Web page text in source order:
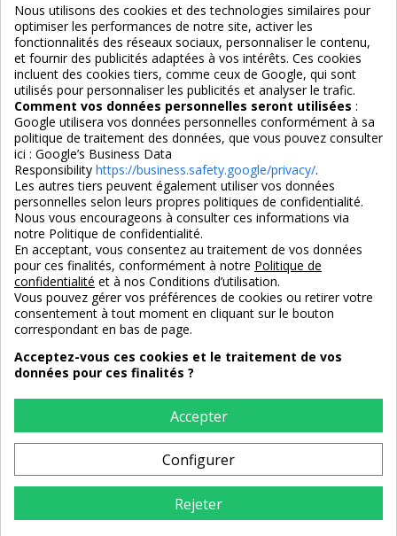
Services
Nous suivre
4,7/5
3X SANS FRAIS
100% sécurisé
PAIEMENT 100% SÉCURISÉ
par CB / Amex / Virement
LIVRAISON 12/18 JOURS
depuis 2008
RETOURS
sous 14 jours
Nous utilisons des cookies et des technologies similaires pour
optimiser les performances de notre site, activer les
fonctionnalités des réseaux sociaux, personnaliser le contenu,
et fournir des publicités adaptées à vos intérêts. Ces cookies
incluent des cookies tiers, comme ceux de Google, qui sont
utilisés pour personnaliser les publicités et analyser le trafic.
Comment vos données personnelles seront utilisées :
Google utilisera vos données personnelles conformément à sa
politique de traitement des données, que vous pouvez consulter
ici : Google’s Business Data
Responsibility https://business.safety.google/privacy/.
Les autres tiers peuvent également utiliser vos données
personnelles selon leurs propres politiques de confidentialité.
Nous vous encourageons à consulter ces informations via
notre Politique de confidentialité.
En acceptant, vous consentez au traitement de vos données
pour ces finalités, conformément à notre Politique de
confidentialité et à nos Conditions d’utilisation.
Vous pouvez gérer vos préférences de cookies ou retirer votre
consentement à tout moment en cliquant sur le bouton
correspondant en bas de page.
Acceptez-vous ces cookies et le traitement de vos
données pour ces finalités ?
Accepter
Configurer
Rejeter